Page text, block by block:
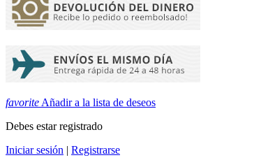
favorite Añadir a la lista de deseos
Debes estar registrado
Iniciar sesión | Registrarse